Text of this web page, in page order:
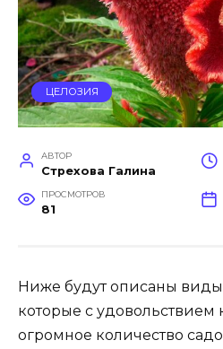
ЦЕЛОЗИЯ
АВТОР
Стрехова Галина
ПРОСМОТРОВ
81
Ниже будут описаны виды
которые с удовольствием
огромное количество